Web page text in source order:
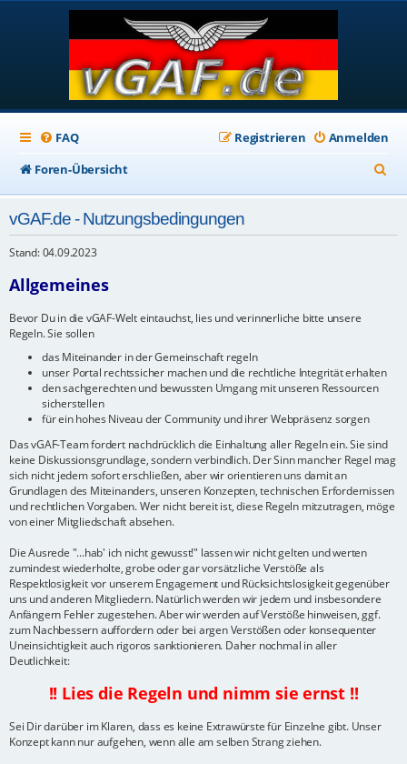
FAQ Anmelden
Registrieren
Foren-Übersicht
u
vGAF.de - Nutzungsbedingungen
Stand: 04.09.2023
Allgemeines
Bevor Du in die vGAF-Welt eintauchst, lies und verinnerliche bitte unsere
Regeln. Sie sollen
das Miteinander in der Gemeinschaft regeln
unser Portal rechtssicher machen und die rechtliche Integrität erhalten
den sachgerechten und bewussten Umgang mit unseren Ressourcen
sicherstellen
für ein hohes Niveau der Community und ihrer Webpräsenz sorgen
Das vGAF-Team fordert nachdrücklich die Einhaltung aller Regeln ein. Sie sind
keine Diskussionsgrundlage, sondern verbindlich. Der Sinn mancher Regel mag
sich nicht jedem sofort erschließen, aber wir orientieren uns damit an
Grundlagen des Miteinanders, unseren Konzepten, technischen Erfordernissen
und rechtlichen Vorgaben. Wer nicht bereit ist, diese Regeln mitzutragen, möge
von einer Mitgliedschaft absehen.
Die Ausrede "...hab' ich nicht gewusst!" lassen wir nicht gelten und werten
zumindest wiederholte, grobe oder gar vorsätzliche Verstöße als
Respektlosigkeit vor unserem Engagement und Rücksichtslosigkeit gegenüber
uns und anderen Mitgliedern. Natürlich werden wir jedem und insbesondere
Anfängern Fehler zugestehen. Aber wir werden auf Verstöße hinweisen, ggf.
zum Nachbessern auffordern oder bei argen Verstößen oder konsequenter
Uneinsichtigkeit auch rigoros sanktionieren. Daher nochmal in aller
Deutlichkeit:
!! Lies die Regeln und nimm sie ernst !!
Sei Dir darüber im Klaren, dass es keine Extrawürste für Einzelne gibt. Unser
Konzept kann nur aufgehen, wenn alle am selben Strang ziehen.